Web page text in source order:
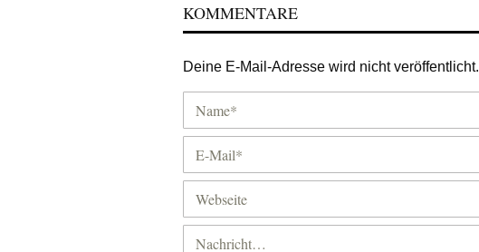
KOMMENTARE
Deine E-Mail-Adresse wird nicht veröffentlicht.